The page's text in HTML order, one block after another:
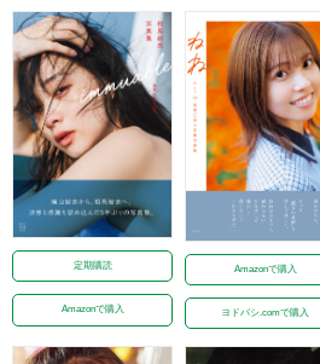
定期購読
Amazonで購入
Amazonで購入
ヨドバシ.comで購入